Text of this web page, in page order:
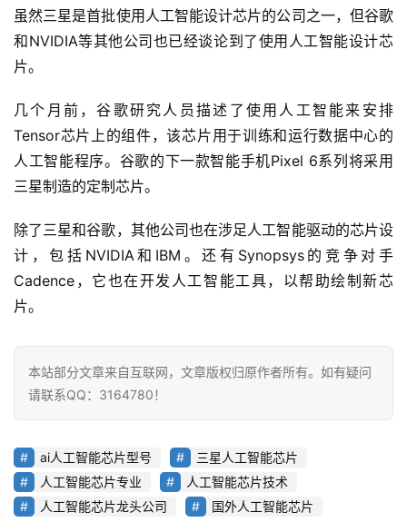
首
业
界
虽然三星是首批使用人工智能设计芯片的公司之一，但谷歌
和NVIDIA等其他公司也已经谈论到了使用人工智能设计芯
片。
几个月前，谷歌研究人员描述了使用人工智能来安排
Tensor芯片上的组件，该芯片用于训练和运行数据中心的
人工智能程序。谷歌的下一款智能手机Pixel 6系列将采用
三星制造的定制芯片。
除了三星和谷歌，其他公司也在涉足人工智能驱动的芯片设
计，包括NVIDIA和IBM。还有Synopsys的竞争对手
Cadence，它也在开发人工智能工具，以帮助绘制新芯
片。
本站部分文章来自互联网，文章版权归原作者所有。如有疑问
请联系QQ：3164780！
ai人工智能芯片型号
三星人工智能芯片
人工智能芯片专业
人工智能芯片技术
人工智能芯片龙头公司
国外人工智能芯片